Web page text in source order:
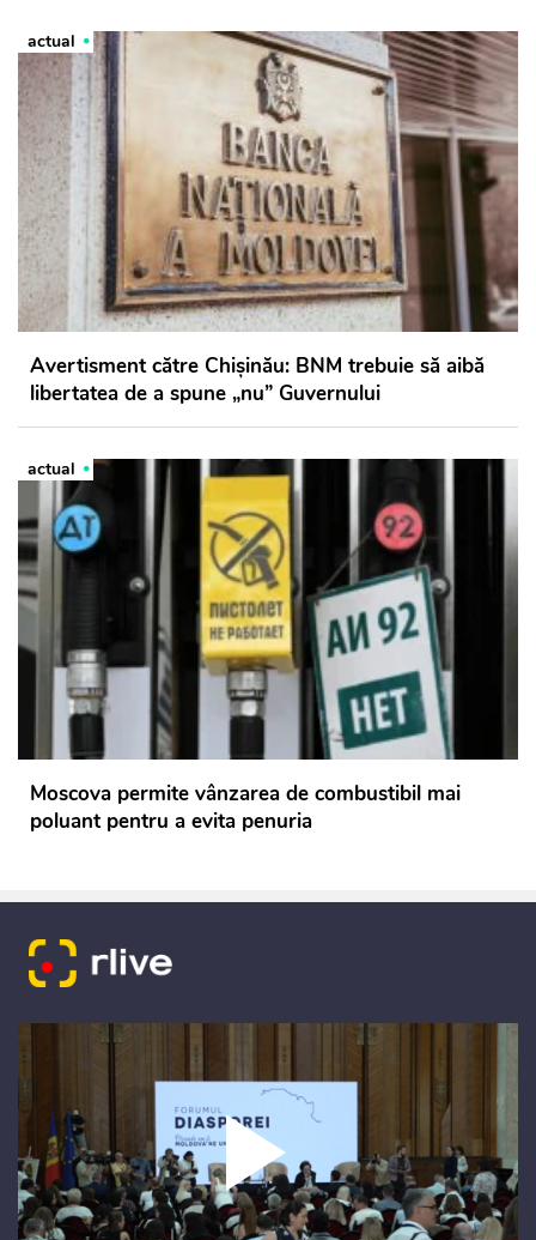
actual
Avertisment către Chișinău: BNM trebuie să aibă
libertatea de a spune „nu” Guvernului
actual
Moscova permite vânzarea de combustibil mai
poluant pentru a evita penuria